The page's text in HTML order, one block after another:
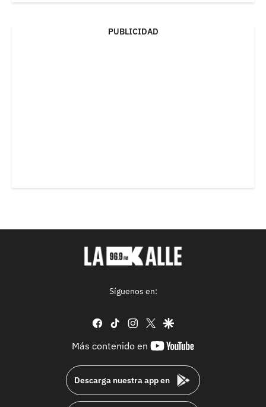
PUBLICIDAD
Síguenos en:
facebook
tiktok instagram
twittergoogle
Más contenido en
youtube-
Descarga nuestra app en